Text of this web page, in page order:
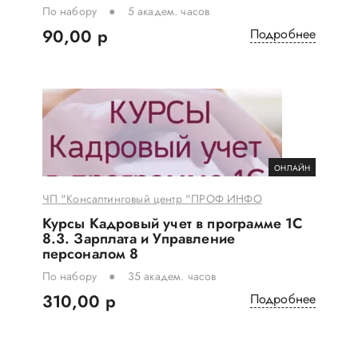
По набору 5 академ. часов
90,00 р Подробнее
ОНЛАЙН
ЧП "Консалтинговый центр "ПРОФ ИНФО
Курсы Кадровый учет в программе 1С
8.3. Зарплата и Управление
персоналом 8
По набору 35 академ. часов
310,00 р Подробнее